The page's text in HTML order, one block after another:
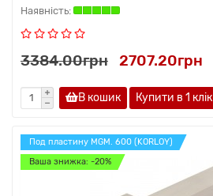
3384.00грн 2707.20грн
В кошик Купити в 1 клiк
Под пластину MGM. 600 (KORLOY)
Ваша знижка: -20%